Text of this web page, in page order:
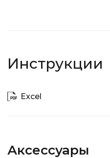
Инструкции
Excel
Аксессуары